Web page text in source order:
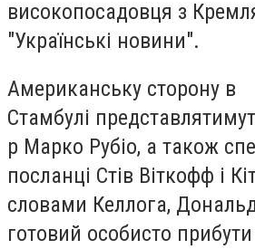
високопосадовця з
"Українські новини".
Американську сторону в
Стамбулі
р Марко Рубіо, а також
посланці Стів Віткофф і
словами Келлога,
готовий особисто